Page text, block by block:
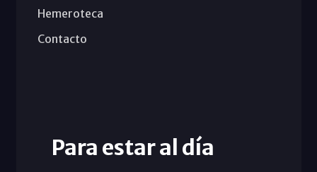
Hemeroteca
Contacto
Para estar al día